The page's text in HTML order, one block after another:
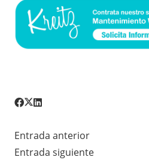
Entrada anterior
Entrada siguiente